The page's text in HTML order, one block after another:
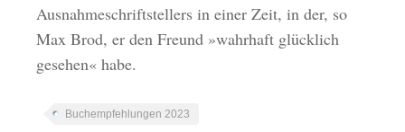
Ausnahmeschriftstellers in einer Zeit, in der, so
Max Brod, er den Freund »wahrhaft glücklich
gesehen« habe.
Buchempfehlungen 2023